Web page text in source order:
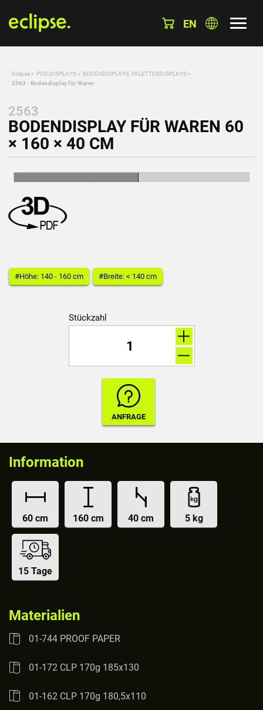
EN
Eclipse » POS-DISPLAYS » BODENDISPLAYS, PALETTENDISPLAYS »
2563 - Bodendisplay für Waren
2563
BODENDISPLAY FÜR WAREN 60
× 160 × 40 CM
#Höhe: 140 - 160 cm #Breite: < 140 cm
Stückzahl
Information
60 cm 160 cm 40 cm 5 kg
15 Tage
Materialien
01-744 PROOF PAPER
01-172 CLP 170g 185x130
01-162 CLP 170g 180,5x110